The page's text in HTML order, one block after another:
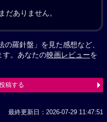
だありません。
の羅針盤」を見た感想など、
す。あなたの映画レビューを
稿する
最終更新日：2026-07-29 11:47:51